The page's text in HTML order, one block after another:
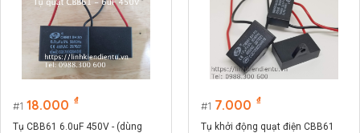
1 18.000 ₫
Tụ CBB61 6.0uF 450V - (dùng
1 7.000 ₫
Tụ khởi động quạt điện CBB61